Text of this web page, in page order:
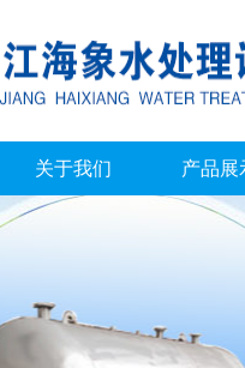
关于我们 产品展